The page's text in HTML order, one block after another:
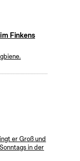
Finkens
er Groß und
in der